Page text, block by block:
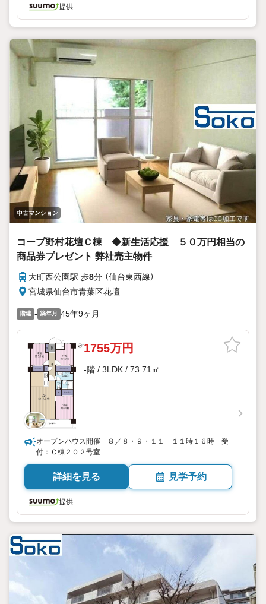
提供
中古マンション
コープ野村花壇Ｃ棟 ◆新生活応援 ５０万円相当の
商品券プレゼント 弊社売主物件
大町西公園駅 歩8分 （仙台東西線）
宮城県仙台市青葉区花壇
階建 - 築年月 45年9ヶ月
1755万円
-階 / 3LDK / 73.71㎡
オープンハウス開催 ８／８・９・１１ １１時１６時 受
付：Ｃ棟２０２号室
詳細を見る 見学予約
提供